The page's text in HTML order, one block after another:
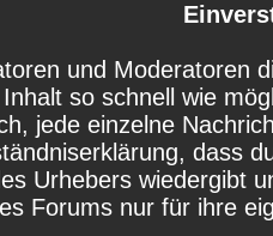
und Moderatoren
so schnell wie
jede einzelne
dass
Urhebers wiedergibt
Forums nur für ihre